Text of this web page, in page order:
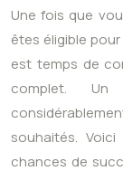
Une fois que
êtes éligible
est temps de
complet. Un
souhaités.
chances de